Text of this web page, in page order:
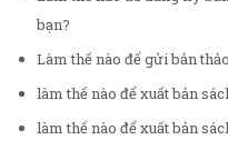
bạn?
Làm thế nào để gửi bản
làm thế nào để xuất bản
làm thế nào để xuất bản